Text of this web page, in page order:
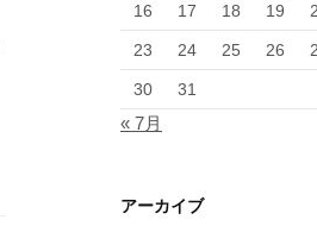
16 17 18 19
23 24 25 26
30 31
« 7月
アーカイブ